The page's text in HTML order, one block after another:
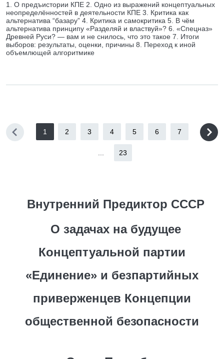
1. О предъистории КПЕ 2. Одно из выражений концептуальных
неопределённостей в деятельности КПЕ 3. Критика как
альтернатива “базару” 4. Критика и самокритика 5. В чём
альтернатива принципу «Разделяй и властвуй»? 6. «Спецназ»
Древней Руси? — вам и не снилось, что это такое 7. Итоги
выборов: результаты, оценки, причины 8. Переход к иной
объемлющей алгоритмике
1 2 3 4 5 6 7
23
Внутренний Предиктор СССР
О задачах на будущее
Концептуальной партии
«Единение» и безпартийных
приверженцев Концепции
общественной безопасности